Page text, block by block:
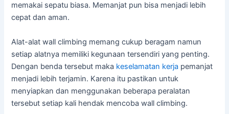
memakai sepatu biasa. Memanjat pun bisa menjadi lebih
cepat dan aman.
Alat-alat wall climbing memang cukup beragam namun
setiap alatnya memiliki kegunaan tersendiri yang penting.
Dengan benda tersebut maka keselamatan kerja pemanjat
menjadi lebih terjamin. Karena itu pastikan untuk
menyiapkan dan menggunakan beberapa peralatan
tersebut setiap kali hendak mencoba wall climbing.